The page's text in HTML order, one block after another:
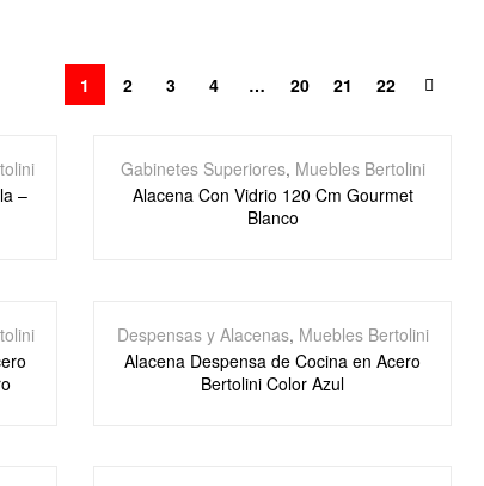
1 2 3 4 … 20 21 22
–
Gabinetes Superiores, Muebles Bertolini
Alacena Con Vidrio 120 Cm Gourmet
Blanco
Despensas y Alacenas, Muebles Bertolini
Alacena Despensa de Cocina en Acero
Bertolini Color Azul